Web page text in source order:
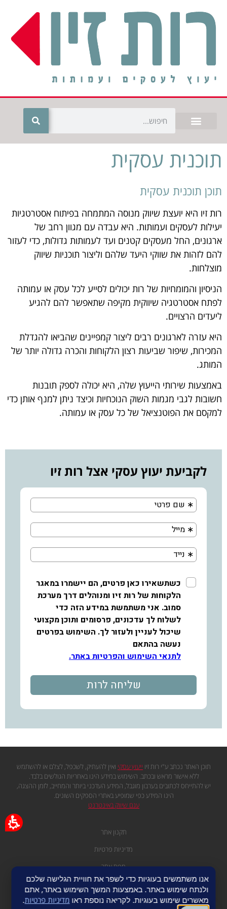
אנטר
מרכזי
תוכנית עסקית
תוכן תוכנית עסקית
רות זיו היא יועצת שיווק מנוסה המתמחה בפיתוח אסטרטגיות
יעילות לעסקים ועמותות. היא עבדה עם מגוון רחב של
ארגונים, החל מעסקים קטנים ועד לעמותות גדולות, כדי לעזור
להם לזהות את שווקי היעד שלהם וליצור תוכניות שיווק
מוצלחות.
הניסיון והמומחיות של רות יכולים לסייע לכל עסק או עמותה
לפתח אסטרטגיה שיווקית מקיפה שתאפשר להם להגיע
ליעדים הרצויים.
היא עזרה לארגונים רבים ליצור קמפיינים שהביאו להגדלת
המכירות, שיפור שביעות רצון הלקוחות והכרה גדולה יותר של
המותג.
באמצעות שירותי הייעוץ שלה, היא יכולה לספק תובנות
חשובות לגבי מגמות השוק הנוכחיות וכיצד ניתן למנף אותן כדי
למקסם את הפוטנציאל של כל עסק או עמותה.
לקביעת יעוץ עסקי אצל רות זיו
תוכן האתר נכתב ע"י רות זיו ייעוץ עסקי ואין להעתיק, לשכפל, לצלם או להשתמש
ללא אישור מראש ובכתב. השימוש במידע הינו באחריות הגולשים בלבד.
יש להתייחס לכתובים בערבון מוגבל, המידע העדכני ביותר והמחייב, לזמן ההצגה,
הינו המידע כפי שמופיע באתרי הספקים השונים.
עגם שיווק באינטרנט
תקנון אתר
מדיניות פרטיות
מפת אתר
אנו משתמשים בעוגיות כדי לשפר את חוויית הגלישה שלכם
ולנתח שימוש באתר. באמצעות המשך השימוש באתר, אתם
מאשרים שימוש בעוגיות. לקריאה נוספת ראו מדיניות פרטיות.